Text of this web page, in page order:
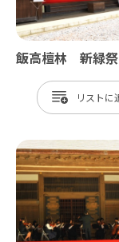
飯高檀林 新緑祭
リスト